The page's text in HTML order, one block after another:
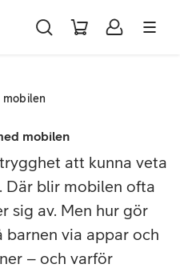
mobilen
mobilen
att kunna veta
Där blir mobilen ofta
sig av. Men hur gör
via appar och
– och varför